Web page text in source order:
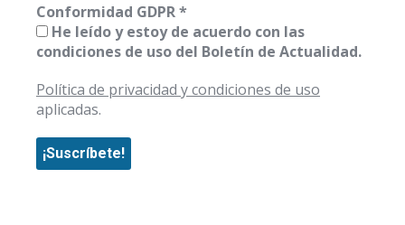
Conformidad GDPR*
He leído y estoy de acuerdo con las
condiciones de uso del Boletín de Actualidad.
Política de privacidad y condiciones de uso
aplicadas.